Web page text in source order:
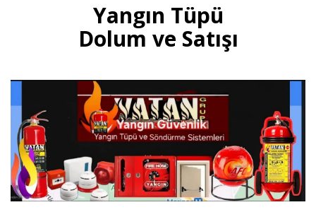
Yangın Tüpü
Dolum ve Satışı